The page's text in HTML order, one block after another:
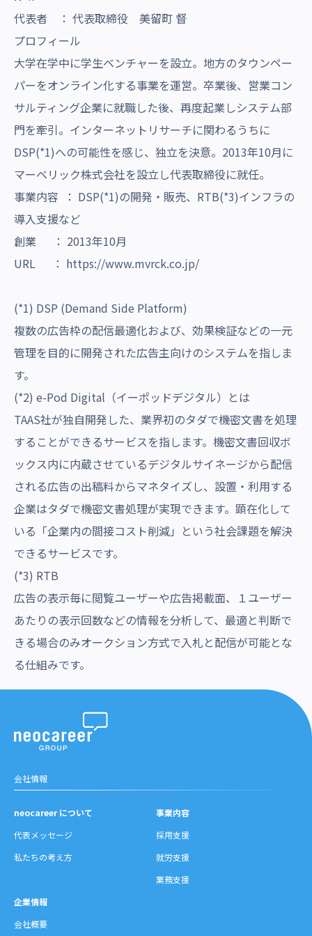
代表者 ： 代表取締役 美留町 督
プロフィール
大学在学中に学生ベンチャーを設立。地方のタウンペー
パーをオンライン化する事業を運営。卒業後、営業コン
サルティング企業に就職した後、再度起業しシステム部
門を牽引。インターネットリサーチに関わるうちに
DSP(*1)への可能性を感じ、独立を決意。2013年10月に
マーベリック株式会社を設立し代表取締役に就任。
事業内容 ： DSP(*1)の開発・販売、RTB(*3)インフラの
導入支援など
創業 ： 2013年10月
URL ： https://www.mvrck.co.jp/
(*1) DSP (Demand Side Platform)
複数の広告枠の配信最適化および、効果検証などの一元
管理を目的に開発された広告主向けのシステムを指しま
す。
(*2) e-Pod Digital（イーポッドデジタル）とは
TAAS社が独自開発した、業界初のタダで機密文書を処理
することができるサービスを指します。機密文書回収ボ
ックス内に内蔵させているデジタルサイネージから配信
される広告の出稿料からマネタイズし、設置・利用する
企業はタダで機密文書処理が実現できます。顕在化して
いる「企業内の間接コスト削減」という社会課題を解決
できるサービスです。
(*3) RTB
広告の表示毎に閲覧ユーザーや広告掲載面、１ユーザー
あたりの表示回数などの情報を分析して、最適と判断で
きる場合のみオークション方式で入札と配信が可能とな
る仕組みです。
会社情報
neocareer について
代表メッセージ
私たちの考え方
事業内容
採用支援
就労支援
業務支援
企業情報
会社概要